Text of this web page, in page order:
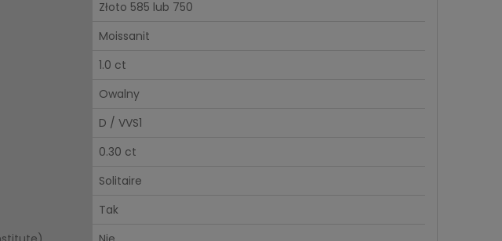
Złoto 585 lub 750
Moissanit
1.0 ct
Owalny
D / VVS1
0.30 ct
Solitaire
Tak